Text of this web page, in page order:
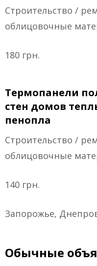
Строительство /
облицовочные
180 грн.
Термопанели
стен домов
пенопла
Строительство /
облицовочные
140 грн.
Запорожье,
Обычные